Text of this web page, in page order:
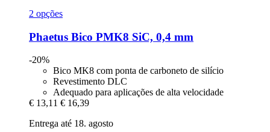
2 opções
Phaetus Bico PMK8 SiC, 0,4 mm
-20%
Bico MK8 com ponta de carboneto de silício
Revestimento DLC
Adequado para aplicações de alta velocidade
€ 13,11 € 16,39
Entrega até 18. agosto